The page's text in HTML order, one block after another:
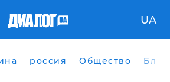
UA
россия Общество